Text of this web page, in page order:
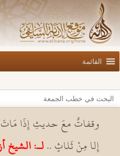
القائمة
Search
for:
Search Button
وقفاتٌ معَ حديثِ إِذَا مَاتَ
إِلا مِنْ ثَلاثٍ ..لـ: الشيخ